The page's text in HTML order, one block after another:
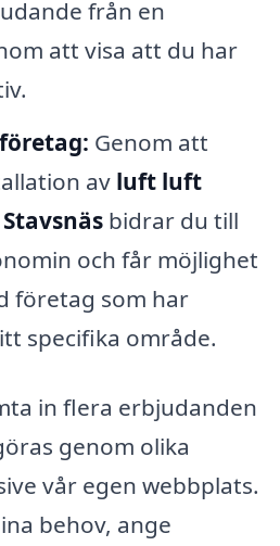
från en
att visa att du har
Genom att
av luft luft
bidrar du till
och får möjlighet
företag som har
specifika område.
in flera erbjudanden
genom olika
vår egen webbplats.
behov, ange